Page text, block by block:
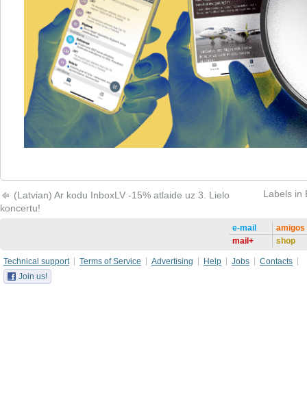
(Latvian) Ar kodu InboxLV -15% atlaide uz 3. Lielo
koncertu!
Labels in
e-mail
mail+
amigos
shop
Technical support Terms of Service Advertising Help Jobs
Contacts
Join us!